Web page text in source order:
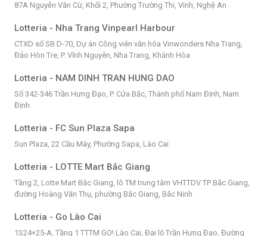
87A Nguyễn Văn Cừ, Khối 2, Phường Trường Thi, Vinh, Nghệ An
Lotteria - Nha Trang Vinpearl Harbour
CTXD số SB.D-70, Dự án Công viên văn hóa Vinwonders Nha Trang,
Đảo Hòn Tre, P. Vĩnh Nguyên, Nha Trang, Khánh Hòa
Lotteria - NAM DINH TRAN HUNG DAO
Số 342-346 Trần Hưng Đạo, P. Cửa Bắc, Thành phố Nam Định, Nam
Định
Lotteria - FC Sun Plaza Sapa
Sun Plaza, 22 Cầu Mây, Phường Sapa, Lào Cai
Lotteria - LOTTE Mart Bắc Giang
Tầng 2, Lotte Mart Bắc Giang, lô TM trung tâm VHTTDV TP Bắc Giang,
đường Hoàng Văn Thụ, phường Bắc Giang, Bắc Ninh
Lotteria - Go Lào Cai
1S24+25-A, Tầng 1 TTTM GO! Lào Cai, Đại lộ Trần Hưng Đạo, Đường